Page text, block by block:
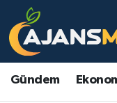
Gündem
Asayiş
Malatya